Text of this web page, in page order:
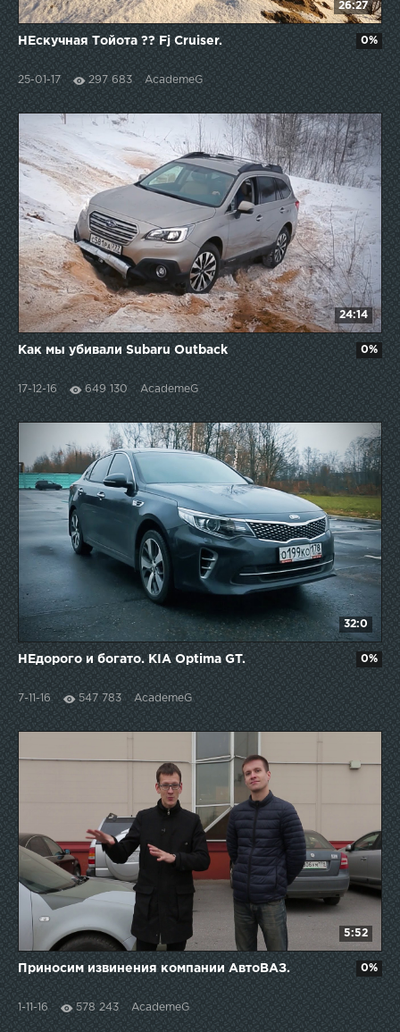
26:27
НЕскучная Тойота ?? Fj Cruiser.
25-01-17 297 683 AcademeG
0%
24:14
Как мы убивали Subaru Outback
17-12-16 649 130 AcademeG
0%
32:0
НЕдорого и богато. KIA Optima GT.
7-11-16 547 783 AcademeG
0%
5:52
Приносим извинения компании АвтоВАЗ.
1-11-16 578 243 AcademeG
0%